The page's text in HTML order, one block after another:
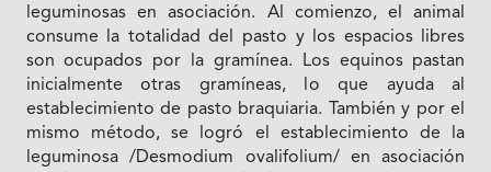
leguminosas en asociación. Al comienzo, el animal
consume la totalidad del pasto y los espacios libres
son ocupados por la gramínea. Los equinos pastan
inicialmente otras gramíneas, lo que ayuda al
establecimiento de pasto braquiaria. También y por el
mismo método, se logró el establecimiento de la
leguminosa /Desmodium ovalifolium/ en asociación